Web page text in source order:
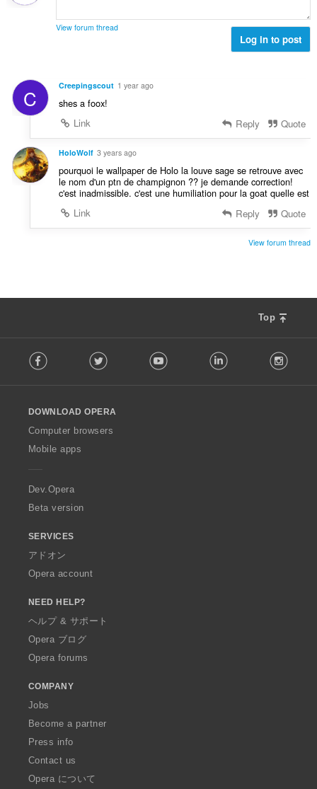
View forum thread
Log in to post
C Creepingscout 1 year ago
shes a foox!
Link
Reply Quote
HoloWolf 3 years ago
pourquoi le wallpaper de Holo la louve sage se retrouve avec
le nom d'un ptn de champignon ?? je demande correction!
c'est inadmissible. c'est une humiliation pour la goat quelle est
Link
Reply Quote
View forum thread
Top
o
w
O
p
a
Facebook Twitter Youtube LinkedIn
DOWNLOAD OPERA
Computer browsers
Mobile apps
Dev.Opera
Beta version
SERVICES
アドオン
Opera account
NEED HELP?
ヘルプ & サポート
Opera ブログ
Opera forums
COMPANY
Jobs
Become a partner
Press info
Contact us
Opera について